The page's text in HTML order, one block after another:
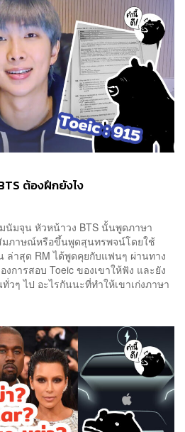
ต้องฝึกยังไง
นัมจุน หัวหน้าวง BTS นั้นพูดภาษา
มภาษณ์หรือขึ้นพูดสุนทรพจน์โดยใช้
ล่าสุด RM ได้พูดคุยกับแฟนๆ ผ่านทาง
งการสอบ Toeic ของเขาให้ฟัง และยัง
วๆ ไป อะไรกันนะที่ทำให้เขาเก่งภาษา